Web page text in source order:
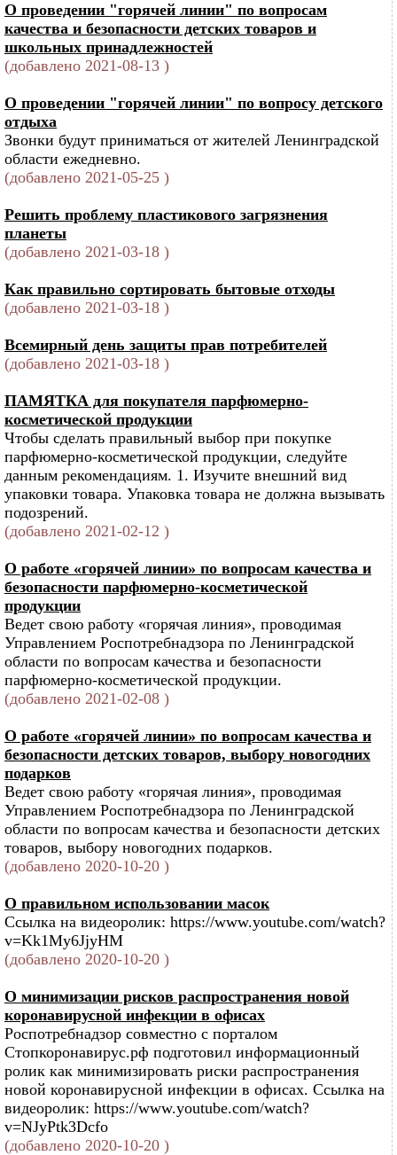
О проведении "горячей линии" по вопросам
качества и безопасности детских товаров и
школьных принадлежностей
(добавлено 2021-08-13 )
О проведении "горячей линии" по вопросу детского
отдыха
Звонки будут приниматься от жителей Ленинградской
области ежедневно.
(добавлено 2021-05-25 )
Решить проблему пластикового загрязнения
планеты
(добавлено 2021-03-18 )
Как правильно сортировать бытовые отходы
(добавлено 2021-03-18 )
Всемирный день защиты прав потребителей
(добавлено 2021-03-18 )
ПАМЯТКА для покупателя парфюмерно-
косметической продукции
Чтобы сделать правильный выбор при покупке
парфюмерно-косметической продукции, следуйте
данным рекомендациям. 1. Изучите внешний вид
упаковки товара. Упаковка товара не должна вызывать
подозрений.
(добавлено 2021-02-12 )
О работе «горячей линии» по вопросам качества и
безопасности парфюмерно-косметической
продукции
Ведет свою работу «горячая линия», проводимая
Управлением Роспотребнадзора по Ленинградской
области по вопросам качества и безопасности
парфюмерно-косметической продукции.
(добавлено 2021-02-08 )
О работе «горячей линии» по вопросам качества и
безопасности детских товаров, выбору новогодних
подарков
Ведет свою работу «горячая линия», проводимая
Управлением Роспотребнадзора по Ленинградской
области по вопросам качества и безопасности детских
товаров, выбору новогодних подарков.
(добавлено 2020-10-20 )
О правильном использовании масок
Ссылка на видеоролик: https://www.youtube.com/watch?
v=Kk1My6JjyHM
(добавлено 2020-10-20 )
О минимизации рисков распространения новой
коронавирусной инфекции в офисах
Роспотребнадзор совместно с порталом
Стопкоронавирус.рф подготовил информационный
ролик как минимизировать риски распространения
новой коронавирусной инфекции в офисах. Ссылка на
видеоролик: https://www.youtube.com/watch?
v=NJyPtk3Dcfo
(добавлено 2020-10-20 )